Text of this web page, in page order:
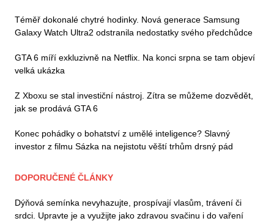
Téměř dokonalé chytré hodinky. Nová generace Samsung
Galaxy Watch Ultra2 odstranila nedostatky svého předchůdce
GTA 6 míří exkluzivně na Netflix. Na konci srpna se tam objeví
velká ukázka
Z Xboxu se stal investiční nástroj. Zítra se můžeme dozvědět,
jak se prodává GTA 6
Konec pohádky o bohatství z umělé inteligence? Slavný
investor z filmu Sázka na nejistotu věští trhům drsný pád
DOPORUČENÉ ČLÁNKY
Dýňová semínka nevyhazujte, prospívají vlasům, trávení či
srdci. Upravte je a využijte jako zdravou svačinu i do vaření